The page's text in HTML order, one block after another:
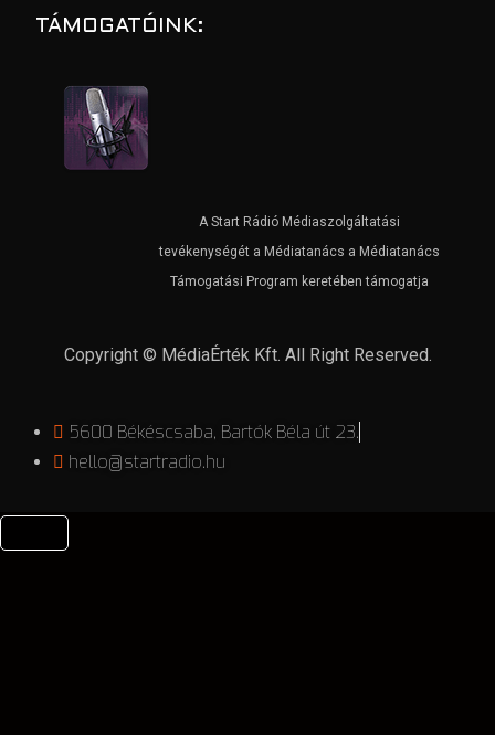
TÁMOGATÓINK:
A Start Rádió Médiaszolgáltatási
tevékenységét a Médiatanács a Médiatanács
Támogatási Program keretében támogatja
Copyright © MédiaÉrték Kft. All Right Reserved.
5600 Békéscsaba, Bartók Béla út 23.
hello@startradio.hu